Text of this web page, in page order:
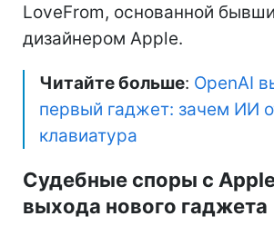
LoveFrom, основанной
дизайнером Apple.
Читайте больше: OpenAI
первый гаджет: зачем ИИ
клавиатура
Судебные споры с
выхода нового гаджета